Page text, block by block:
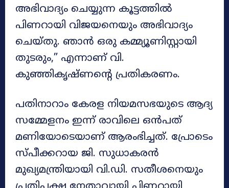
അഭിവാദ്യം ചെയ്യുന്ന കൂട്ടത്തിൽ
പിണറായി വിജയനെയും അഭിവാദ്യം
ചെയ്തു. ഞാൻ ഒരു കമ്മ്യൂണിസ്റ്റായി
തുടരും,” എന്നാണ് വി.
കുഞ്ഞികൃഷ്ണന്റെ പ്രതികരണം.
പതിനാറാം കേരള നിയമസഭയുടെ ആദ്യ
സമ്മേളനം ഇന്ന് രാവിലെ ഒൻപത്
മണിയോടെയാണ് ആരംഭിച്ചത്. പ്രോടെം
സ്പീക്കറായ ജി. സുധാകരൻ
മുഖ്യമന്ത്രിയായി വി.ഡി. സതീശനെയും